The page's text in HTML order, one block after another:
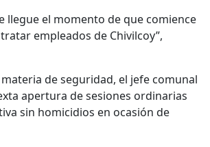
llegue el momento de que comience
empleados de Chivilcoy”,
de seguridad, el jefe comunal
apertura de sesiones ordinarias
sin homicidios en ocasión de